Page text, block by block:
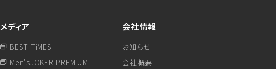
メディア
BEST TiMES
Men'sJOKER PREMIUM
会社情報
お知らせ
会社概要